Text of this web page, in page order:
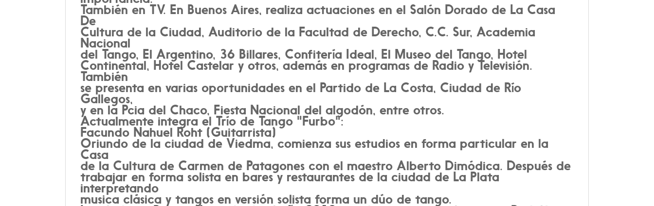
También en TV. En Buenos Aires, realiza actuaciones en el Salón Dorado de La Casa
De
Cultura de la Ciudad, Auditorio de la Facultad de Derecho, C.C. Sur, Academia
Nacional
del Tango, El Argentino, 36 Billares, Confitería Ideal, El Museo del Tango, Hotel
Continental, Hotel Castelar y otros, además en programas de Radio y Televisión.
También
se presenta en varias oportunidades en el Partido de La Costa, Ciudad de Río
Gallegos,
y en la Pcia del Chaco, Fiesta Nacional del algodón, entre otros.
Actualmente integra el Trío de Tango "Furbo":
Facundo Nahuel Roht (Guitarrista)
Oriundo de la ciudad de Viedma, comienza sus estudios en forma particular en la
Casa
de la Cultura de Carmen de Patagones con el maestro Alberto Dimódica. Después de
trabajar en forma solista en bares y restaurantes de la ciudad de La Plata
interpretando
musica clásica y tangos en versión solista forma un dúo de tango.